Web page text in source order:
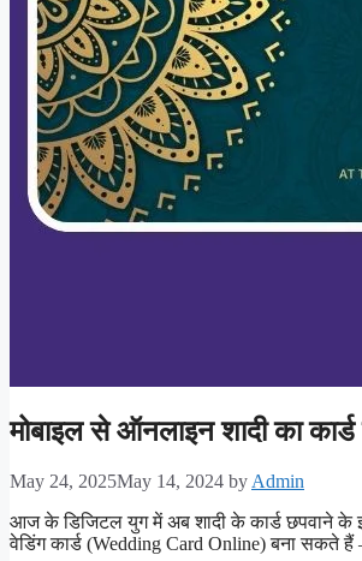
मोबाइल से ऑनलाइन शादी का
May 24, 2025May 14, 2024 byAdmin
आज के डिजिटल युग में अब शादी के कार्ड छपवाने
वेडिंग कार्ड (Wedding Card Online) बना सकते